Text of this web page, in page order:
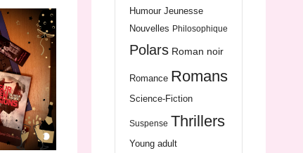
Humour Jeunesse
Nouvelles Philosophique
Polars Roman noir
Romance Romans
Science-Fiction
Suspense Thrillers
Young adult